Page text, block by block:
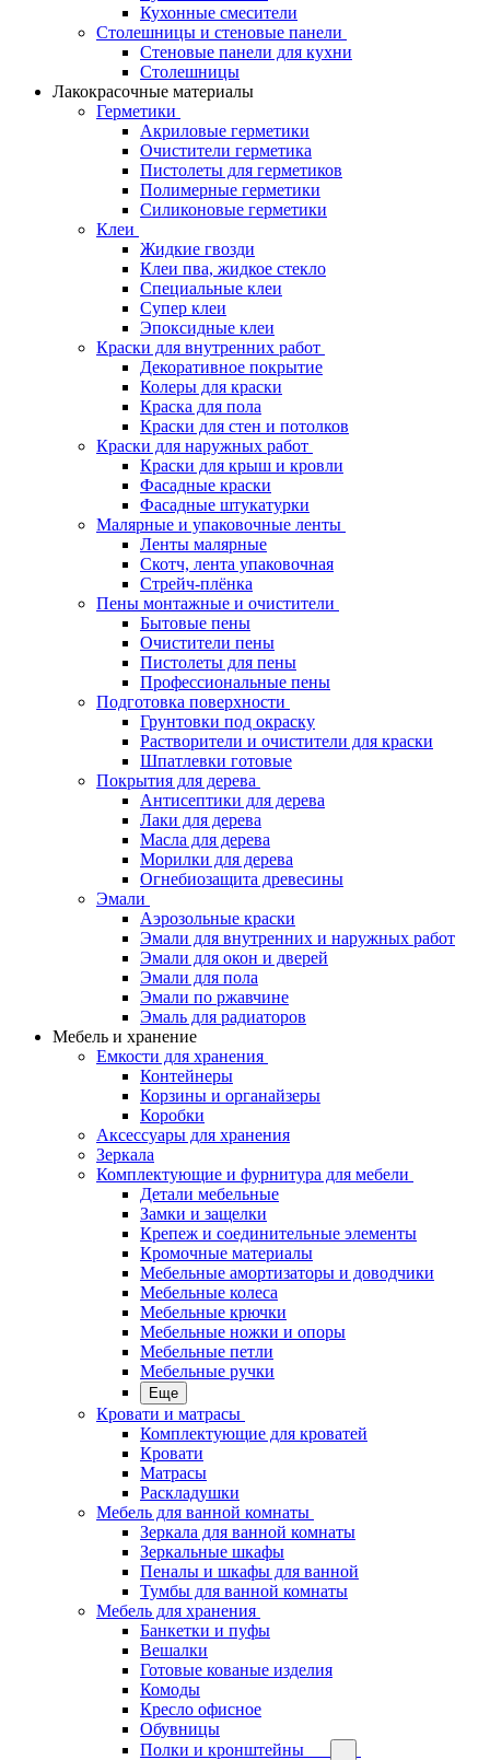
Кухонные смесители
Столешницы и стеновые панели
Стеновые панели для кухни
Столешницы
Лакокрасочные материалы
Герметики
Акриловые герметики
Очистители герметика
Пистолеты для герметиков
Полимерные герметики
Силиконовые герметики
Клеи
Жидкие гвозди
Клеи пва, жидкое стекло
Специальные клеи
Супер клеи
Эпоксидные клеи
Краски для внутренних работ
Декоративное покрытие
Колеры для краски
Краска для пола
Краски для стен и потолков
Краски для наружных работ
Краски для крыш и кровли
Фасадные краски
Фасадные штукатурки
Малярные и упаковочные ленты
Ленты малярные
Скотч, лента упаковочная
Стрейч-плёнка
Пены монтажные и очистители
Бытовые пены
Очистители пены
Пистолеты для пены
Профессиональные пены
Подготовка поверхности
Грунтовки под окраску
Растворители и очистители для краски
Шпатлевки готовые
Покрытия для дерева
Антисептики для дерева
Лаки для дерева
Масла для дерева
Морилки для дерева
Огнебиозащита древесины
Эмали
Аэрозольные краски
Эмали для внутренних и наружных работ
Эмали для окон и дверей
Эмали для пола
Эмали по ржавчине
Эмаль для радиаторов
Мебель и хранение
Емкости для хранения
Контейнеры
Корзины и органайзеры
Коробки
Аксессуары для хранения
Зеркала
Комплектующие и фурнитура для мебели
Детали мебельные
Замки и защелки
Крепеж и соединительные элементы
Кромочные материалы
Мебельные амортизаторы и доводчики
Мебельные колеса
Мебельные крючки
Мебельные ножки и опоры
Мебельные петли
Мебельные ручки
Еще
Кровати и матрасы
Комплектующие для кроватей
Кровати
Матрасы
Раскладушки
Мебель для ванной комнаты
Зеркала для ванной комнаты
Зеркальные шкафы
Пеналы и шкафы для ванной
Тумбы для ванной комнаты
Мебель для хранения
Банкетки и пуфы
Вешалки
Готовые кованые изделия
Комоды
Кресло офисное
Обувницы
Полки и кронштейны